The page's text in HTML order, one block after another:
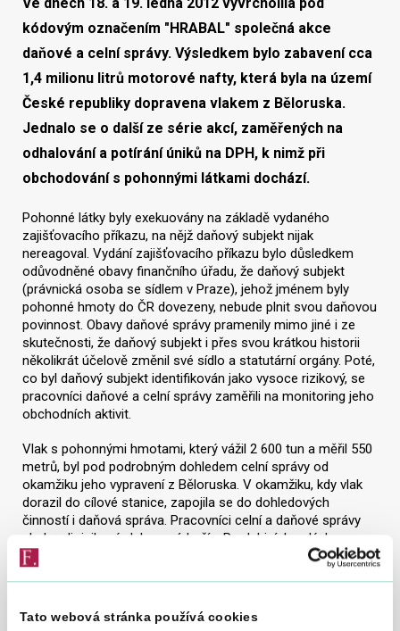
Tato webová stránka používá cookies
kódovým označením "HRABAL" společná akce
daňové a celní správy. Výsledkem bylo zabavení cca
1,4 milionu litrů motorové nafty, která byla na území
České republiky dopravena vlakem z Běloruska.
Jednalo se o další ze série akcí, zaměřených na
odhalování a potírání úniků na DPH, k nimž při
obchodování s pohonnými látkami dochází.
Pohonné látky byly exekuovány na základě vydaného
zajišťovacího příkazu, na nějž daňový subjekt nijak
nereagoval. Vydání zajišťovacího příkazu bylo důsledkem
odůvodněné obavy finančního úřadu, že daňový subjekt
(právnická osoba se sídlem v Praze), jehož jménem byly
pohonné hmoty do ČR dovezeny, nebude plnit svou daňovou
povinnost. Obavy daňové správy pramenily mimo jiné i ze
skutečnosti, že daňový subjekt i přes svou krátkou historii
několikrát účelově změnil své sídlo a statutární orgány. Poté,
co byl daňový subjekt identifikován jako vysoce rizikový, se
pracovníci daňové a celní správy zaměřili na monitoring jeho
obchodních aktivit.
Vlak s pohonnými hmotami, který vážil 2 600 tun a měřil 550
metrů, byl pod podrobným dohledem celní správy od
okamžiku jeho vypravení z Běloruska. V okamžiku, kdy vlak
dorazil do cílové stanice, zapojila se do dohledových
činností i daňová správa. Pracovníci celní a daňové správy
sledovali rizikový vlak na nádraží v Pardubicích celých osm
dní, než došlo k dokončení celních formalit. Podařilo se
zjistit, že v průběhu přepravy účastníci transakce změnili
chvíli, kdy byl náklad propuštěn na daňové území České
republiky, finanční úřad oznámil daňovému subjektu, že